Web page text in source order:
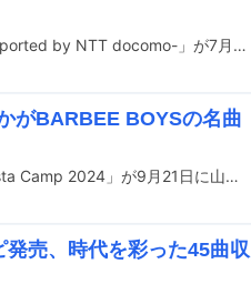
能登半島地震の復興支援ライブ「PEACEFUL PARK 2024 for 能登 -supported by NTT docomo-」が7月6、7日に石川・石川県産業展示館で開催される。
がBARBEE BOYSの名曲
オフィスオーガスタ所属アーティストが集結する恒例イベント「Augusta Camp 2024」が9月21日に山梨・富士急ハイランド・コニファーフォレストで開催される。
売、時代を彩った45曲収